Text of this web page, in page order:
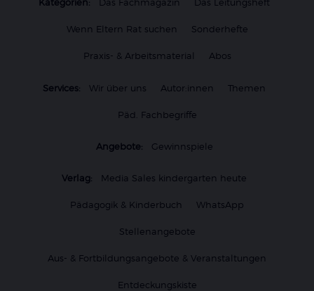
Kategorien: Das Fachmagazin Das Leitungsheft
Wenn Eltern Rat suchen Sonderhefte
Praxis- & Arbeitsmaterial Abos
Services: Wir über uns Autor:innen Themen
Päd. Fachbegriffe
Angebote: Gewinnspiele
Verlag: Media Sales kindergarten heute
Pädagogik & Kinderbuch WhatsApp
Stellenangebote
Aus- & Fortbildungsangebote & Veranstaltungen
Entdeckungskiste